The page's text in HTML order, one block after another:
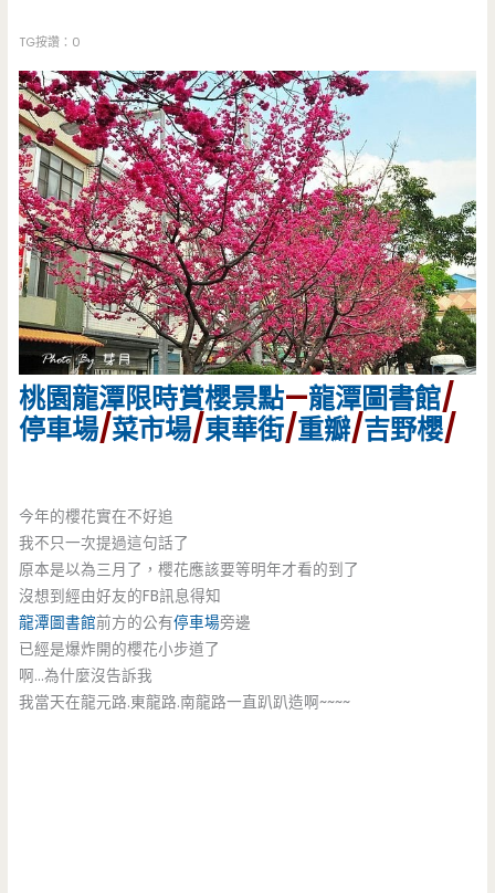
TG按讚：0
桃園龍潭限時賞櫻景點—龍潭圖書館/
停車場/菜市場/東華街/重瓣/吉野櫻/
今年的櫻花實在不好追
我不只一次提過這句話了
原本是以為三月了，櫻花應該要等明年才看的到了
沒想到經由好友的FB訊息得知
龍潭圖書館前方的公有停車場旁邊
已經是爆炸開的櫻花小步道了
啊…為什麼沒告訴我
我當天在龍元路.東龍路.南龍路一直趴趴造啊~~~~